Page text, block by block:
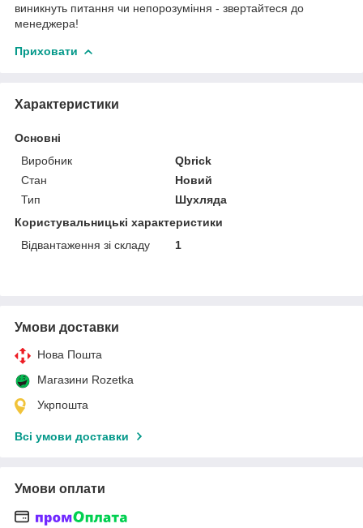
виникнуть питання чи непорозуміння - звертайтеся до
менеджера!
Приховати
Характеристики
Основні
Виробник
Qbrick
Стан
Новий
Тип
Шухляда
Користувальницькі характеристики
Відвантаження зі складу
1
Умови доставки
Нова Пошта
Магазини Rozetka
Укрпошта
Всі умови доставки
Умови оплати